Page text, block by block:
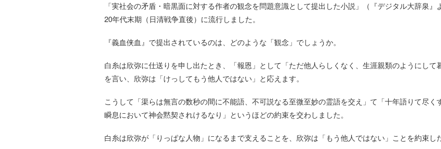
「実社会の矛盾・暗黒面に対する作者の観念を問題意識として提出した小説」（『デジタル大辞泉
20年代末期（日清戦争直後）に流行しました。
『義血侠血』で提出されているのは、どのような「観念」でしょうか。
白糸は欣弥に仕送りを申し出たとき、「報恩」として「ただ他人らしくなく、生涯親類のようにして
を言い、欣弥は「けっしてもう他人ではない」と応えます。
こうして「渠らは無言の数秒の間に不能語、不可説なる至微至妙の霊語を交え」て「十年語りて尽
瞬息において神会黙契されけるなり」というほどの約束を交わしました。
白糸は欣弥が「りっぱな人物」になるまで支えることを、欣弥は「もう他人ではない」ことを約束し